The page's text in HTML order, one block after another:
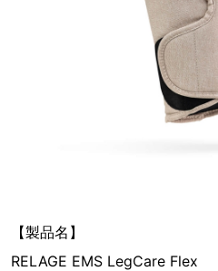
【製品名】
RELAGE EMS LegCare Flex